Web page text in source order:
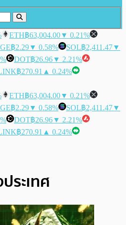
ETH฿63,004.00▼ 0.21%
฿2.29▼ 0.58% SOL฿2,411.47▼
DOT฿26.96▼ 2.21%
฿270.91 ▲ 0.24%
ETH฿63,004.00▼ 0.21%
฿2.29▼ 0.58% SOL฿2,411.47▼
DOT฿26.96▼ 2.21%
฿270.91 ▲ 0.24%
ระเทศ